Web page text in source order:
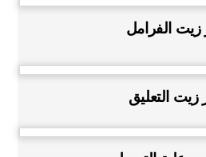
زيت الفرامل
زيت التعليق